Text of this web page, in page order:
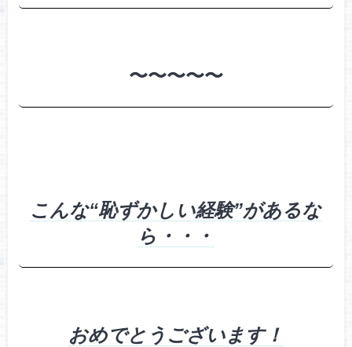
〜〜〜〜〜
こんな“恥ずかしい経験”があるな
ら・・・
おめでとうございます！